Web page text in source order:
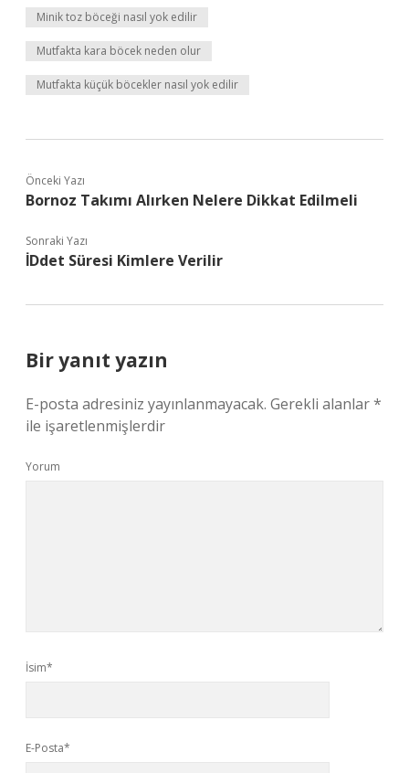
Minik toz böceği nasıl yok edilir
Mutfakta kara böcek neden olur
Mutfakta küçük böcekler nasıl yok edilir
Önceki Yazı
Bornoz Takımı Alırken Nelere Dikkat Edilmeli
Sonraki Yazı
İDdet Süresi Kimlere Verilir
Bir yanıt yazın
E-posta adresiniz yayınlanmayacak. Gerekli alanlar*
ile işaretlenmişlerdir
Yorum
İsim*
E-Posta*